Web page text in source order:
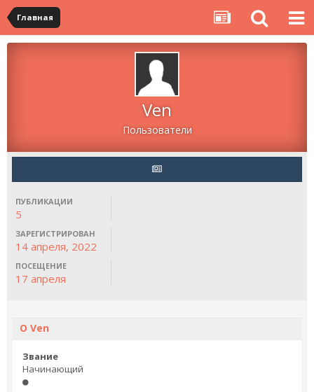
Главная
Ven
Пользователи
ПУБЛИКАЦИИ
5
ЗАРЕГИСТРИРОВАН
14 апреля, 2022
ПОСЕЩЕНИЕ
17 апреля
О Ven
Звание
Начинающий